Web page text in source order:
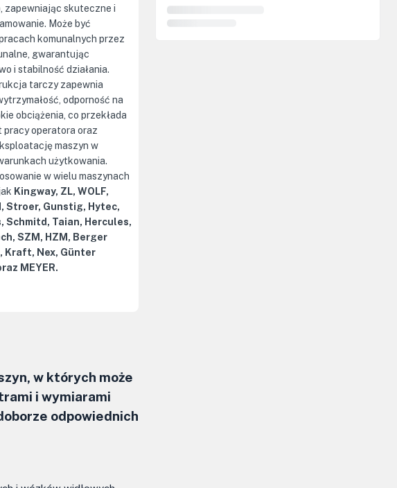
zapewniając skuteczne i
Może być
komunalnych przez
gwarantując
i stabilność działania.
tarczy zapewnia
odporność na
obciążenia, co przekłada
pracy operatora oraz
maszyn w
użytkowania.
w wielu maszynach
Kingway, ZL, WOLF,
Stroer, Gunstig, Hytec,
Schmitd, Taian, Hercules,
SZM, HZM, Berger
Kraft, Nex, Günter
MEYER.
w których może
i wymiarami
odpowiednich